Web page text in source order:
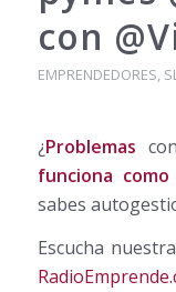
con
EMPRENDEDORES,
¿Problemas
funciona
sabes
Escucha